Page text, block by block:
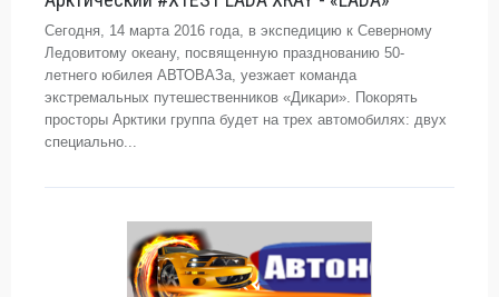
Сегодня, 14 марта 2016 года, в экспедицию к Северному
Ледовитому океану, посвященную празднованию 50-
летнего юбилея АВТОВАЗа, уезжает команда
экстремальных путешественников «Дикари». Покорять
просторы Арктики группа будет на трех автомобилях: двух
специально...